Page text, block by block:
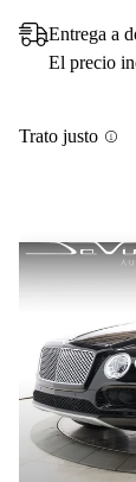
Entrega a
El precio
Trato justo